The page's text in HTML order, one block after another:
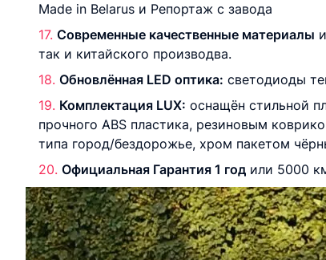
Маde in Belarus и Репортаж с завода
Современные качественные материалы
так и китайского производва.
Обновлённая LED оптика: светодиоды
Комплектация LUX: оснащён стильной
прочного ABS пластика, резиновым
типа город/бездорожье, хром пакетом
Официальная Гарантия 1 год или 5000